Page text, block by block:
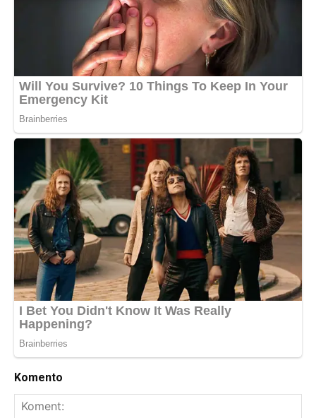
Komento